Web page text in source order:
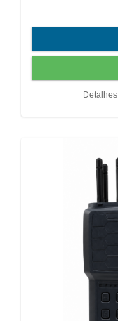
Detalhes